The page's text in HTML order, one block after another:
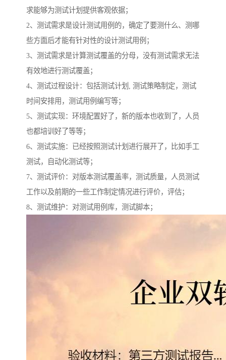
求能够为测试计划提供客观依据；
2、测试需求是设计测试用例的，确定了要测什么、测哪
些方面后才能有针对性的设计测试用例；
3、测试需求是计算测试覆盖的分母，没有测试需求无法
有效地进行测试覆盖；
4、测试过程设计：包括测试计划, 测试策略制定，测试
时间安排用，测试用例编写等；
5、测试实现：环境配置好了，新的版本也收到了，人员
也都培训好了等等；
6、测试实施：已经按照测试计划进行展开了，比如手工
测试，自动化测试等；
7、测试评价：对版本测试覆盖率，测试质量，人员测试
工作以及前期的一些工作制定情况进行评价，评估；
8、测试维护：对测试用例库，测试脚本；